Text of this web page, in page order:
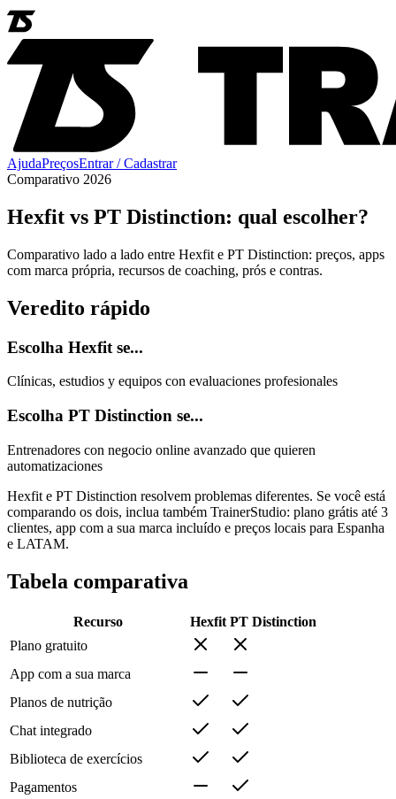
AjudaPreçosEntrar / Cadastrar
Comparativo 2026
Hexfit vs PT Distinction: qual escolher?
Comparativo lado a lado entre Hexfit e PT Distinction: preços, apps
com marca própria, recursos de coaching, prós e contras.
Veredito rápido
Escolha Hexfit se...
Clínicas, estudios y equipos con evaluaciones profesionales
Escolha PT Distinction se...
Entrenadores con negocio online avanzado que quieren
automatizaciones
Hexfit e PT Distinction resolvem problemas diferentes. Se você está
comparando os dois, inclua também TrainerStudio: plano grátis até 3
clientes, app com a sua marca incluído e preços locais para Espanha
e LATAM.
Tabela comparativa
Recurso Hexfit PT Distinction
Plano gratuito
App com a sua marca
Planos de nutrição
Chat integrado
Biblioteca de exercícios
Pagamentos